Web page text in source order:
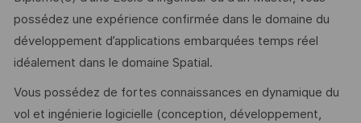
possédez une expérience confirmée dans le domaine du
développement d’applications embarquées temps réel
idéalement dans le domaine Spatial.
Vous possédez de fortes connaissances en dynamique du
vol et ingénierie logicielle (conception, développement,